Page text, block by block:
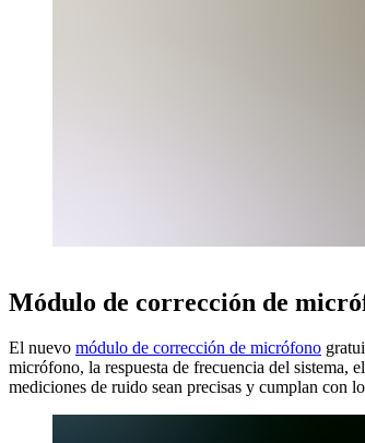
Módulo de corrección de
El nuevo módulo de corrección de micrófono
micrófono, la respuesta de frecuencia del sistema,
mediciones de ruido sean precisas y cumplan con